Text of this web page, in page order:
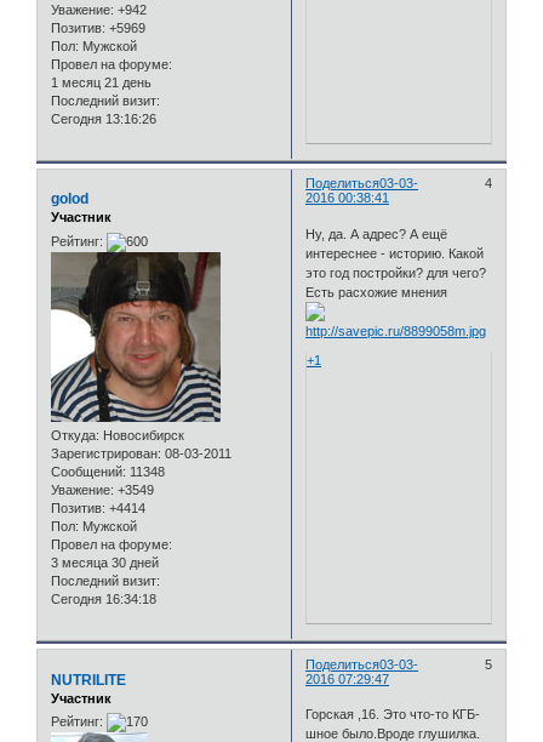
Уважение: +942
Позитив: +5969
Пол: Мужской
Провел на форуме:
1 месяц 21 день
Последний визит:
Сегодня 13:16:26
Поделиться 4
03-03-
2016 00:38:41
golod
Участник
Рейтинг:
Откуда: Новосибирск
Зарегистрирован: 08-03-2011
Сообщений: 11348
Уважение: +3549
Позитив: +4414
Пол: Мужской
Провел на форуме:
3 месяца 30 дней
Последний визит:
Сегодня 16:34:18
Ну, да. А адрес? А ещё
интереснее - историю. Какой
это год постройки? для чего?
Есть расхожие мнения
+1
Поделиться 5
03-03-
2016 07:29:47
NUTRILITE
Участник
Рейтинг:
Горская ,16. Это что-то КГБ-
шное было.Вроде глушилка.